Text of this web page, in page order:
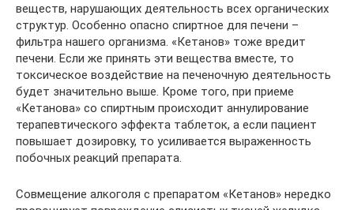
веществ, нарушающих деятельность всех органических
структур. Особенно опасно спиртное для печени –
фильтра нашего организма. «Кетанов» тоже вредит
печени. Если же принять эти вещества вместе, то
токсическое воздействие на печеночную деятельность
будет значительно выше. Кроме того, при приеме
«Кетанова» со спиртным происходит аннулирование
терапевтического эффекта таблеток, а если пациент
повышает дозировку, то усиливается выраженность
побочных реакций препарата.
Совмещение алкоголя с препаратом «Кетанов» нередко